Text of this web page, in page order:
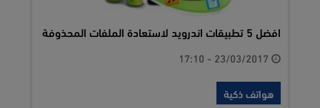
افضل 5 تطبيقات اندرويد لاستعادة الملفات المحذوفة
هواتف ذكية